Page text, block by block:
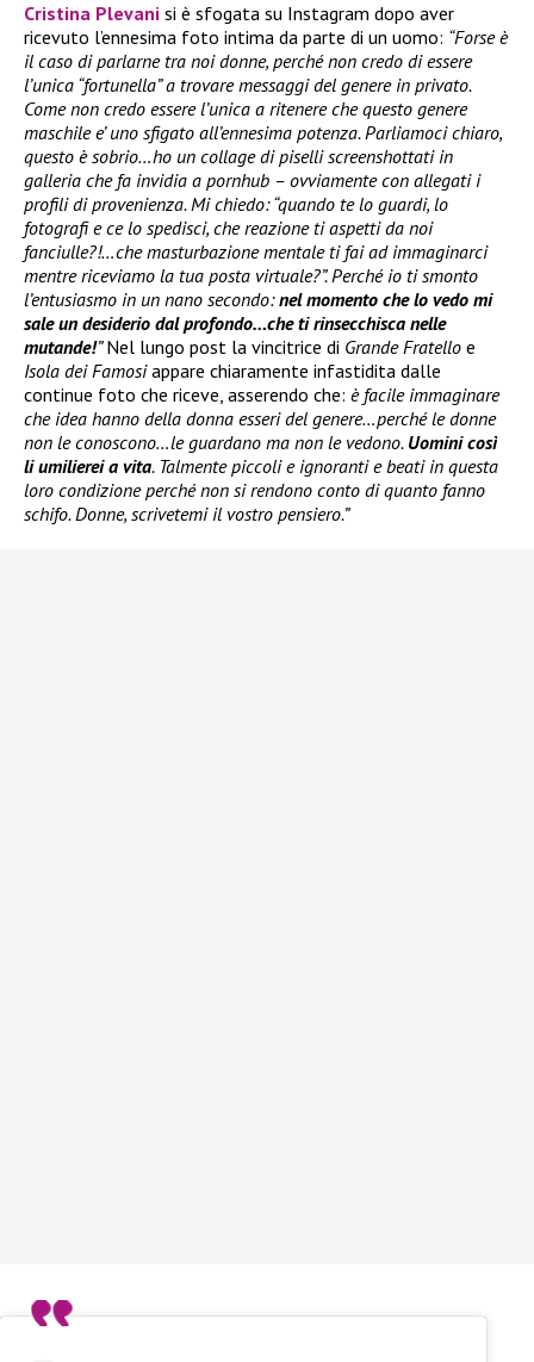
Cristina Plevani si è sfogata su Instagram dopo aver
ricevuto l’ennesima foto intima da parte di un uomo: “Forse è
il caso di parlarne tra noi donne, perché non credo di essere
l’unica “fortunella” a trovare messaggi del genere in privato.
Come non credo essere l’unica a ritenere che questo genere
maschile e’ uno sfigato all’ennesima potenza. Parliamoci chiaro,
questo è sobrio…ho un collage di piselli screenshottati in
galleria che fa invidia a pornhub – ovviamente con allegati i
profili di provenienza. Mi chiedo: “quando te lo guardi, lo
fotografi e ce lo spedisci, che reazione ti aspetti da noi
fanciulle?!…che masturbazione mentale ti fai ad immaginarci
mentre riceviamo la tua posta virtuale?”. Perché io ti smonto
l’entusiasmo in un nano secondo:nel momento che lo vedo mi
sale un desiderio dal profondo…che ti rinsecchisca nelle
mutande!”Nel lungo post la vincitrice di Grande Fratello e
Isola dei Famosiappare chiaramente infastidita dalle
continue foto che riceve, asserendo che: è facile immaginare
che idea hanno della donna esseri del genere…perché le donne
non le conoscono…le guardano ma non le vedono. Uomini così
li umilierei a vita. Talmente piccoli e ignoranti e beati in questa
loro condizione perché non si rendono conto di quanto fanno
schifo. Donne, scrivetemi il vostro pensiero.”